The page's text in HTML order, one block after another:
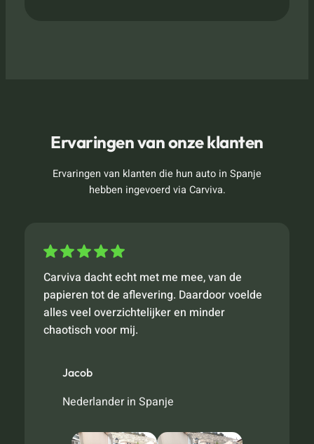
Ervaringen van onze klanten
Ervaringen van klanten die hun auto in Spanje
hebben ingevoerd via Carviva.
Carviva dacht echt met me mee, van de
papieren tot de aflevering. Daardoor voelde
alles veel overzichtelijker en minder
chaotisch voor mij.
Jacob
Nederlander in Spanje